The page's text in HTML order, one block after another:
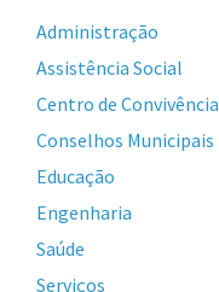
Administração
Assistência Social
Centro de Convivência
Conselhos Municipais
Educação
Engenharia
Saúde
Serviços